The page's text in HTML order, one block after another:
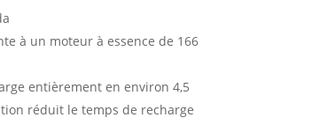
à un moteur à essence de 166
entièrement en environ 4,5
réduit le temps de recharge